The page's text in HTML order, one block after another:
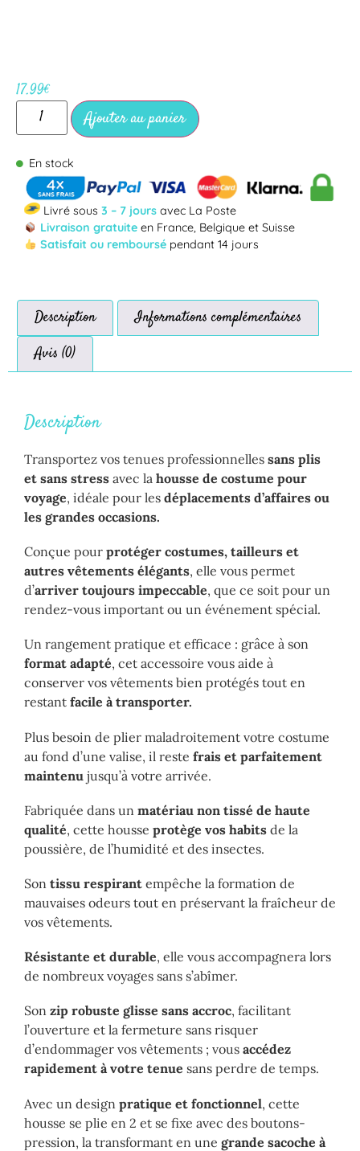
17.99€
Ajouter au panier
En stock
Livré sous 3 – 7 jours avec La Poste
Livraison gratuite en France, Belgique et Suisse
Satisfait ou remboursé pendant 14 jours
Description
Informations complémentaires
Avis (0)
Description
Transportez vos tenues professionnelles sans plis
et sans stress avec la housse de costume pour
voyage, idéale pour les déplacements d’affaires ou
les grandes occasions.
Conçue pour protéger costumes, tailleurs et
autres vêtements élégants, elle vous permet
d’arriver toujours impeccable, que ce soit pour un
rendez-vous important ou un événement spécial.
Un rangement pratique et efficace : grâce à son
format adapté, cet accessoire vous aide à
conserver vos vêtements bien protégés tout en
restant facile à transporter.
Plus besoin de plier maladroitement votre costume
au fond d’une valise, il reste frais et parfaitement
maintenu jusqu’à votre arrivée.
Fabriquée dans un matériau non tissé de haute
qualité, cette housse protège vos habits de la
poussière, de l’humidité et des insectes.
Son tissu respirant empêche la formation de
mauvaises odeurs tout en préservant la fraîcheur de
vos vêtements.
Résistante et durable, elle vous accompagnera lors
de nombreux voyages sans s’abîmer.
Son zip robuste glisse sans accroc, facilitant
l’ouverture et la fermeture sans risquer
d’endommager vos vêtements ; vous accédez
rapidement à votre tenue sans perdre de temps.
Avec un design pratique et fonctionnel, cette
housse se plie en 2 et se fixe avec des boutons-
pression, la transformant en une grande sacoche à